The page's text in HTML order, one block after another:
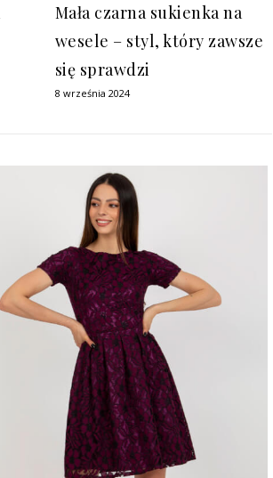
Mała czarna sukienka na
wesele – styl, który zawsze
się sprawdzi
8 września 2024